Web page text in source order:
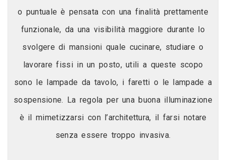
o puntuale è pensata con una finalità prettamente
funzionale, da una visibilità maggiore durante lo
svolgere di mansioni quale cucinare, studiare o
lavorare fissi in un posto, utili a queste scopo
sono le lampade da tavolo, i faretti o le lampade a
sospensione. La regola per una buona illuminazione
è il mimetizzarsi con l’architettura, il farsi notare
senza essere troppo invasiva.